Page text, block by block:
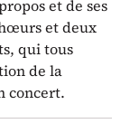
et de ses
et deux
qui tous
de la
concert.